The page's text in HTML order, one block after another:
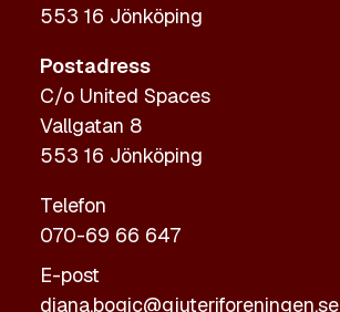
553 16 Jönköping
Postadress
C/o United Spaces
Vallgatan 8
553 16 Jönköping
Telefon
070-69 66 647
E-post
diana.bogic@gjuteriforeningen.se